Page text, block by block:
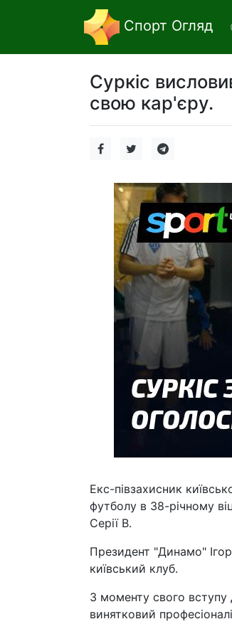
Спорт Огляд
Суркіс
свою кар'єру.
Екс-півзахисник
футболу в 38-річному
Серії В.
Президент "Динамо"
київський клуб.
З моменту свого вступу
винятковий